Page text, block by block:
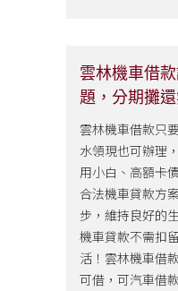
雲林機車借
題，分期攤
雲林機車借款只
水領現也可辦理
用小白、高額卡
合法機車貸款方
步，維持良好的
機車貸款不需扣
活！雲林機車借
可借，可汽車借